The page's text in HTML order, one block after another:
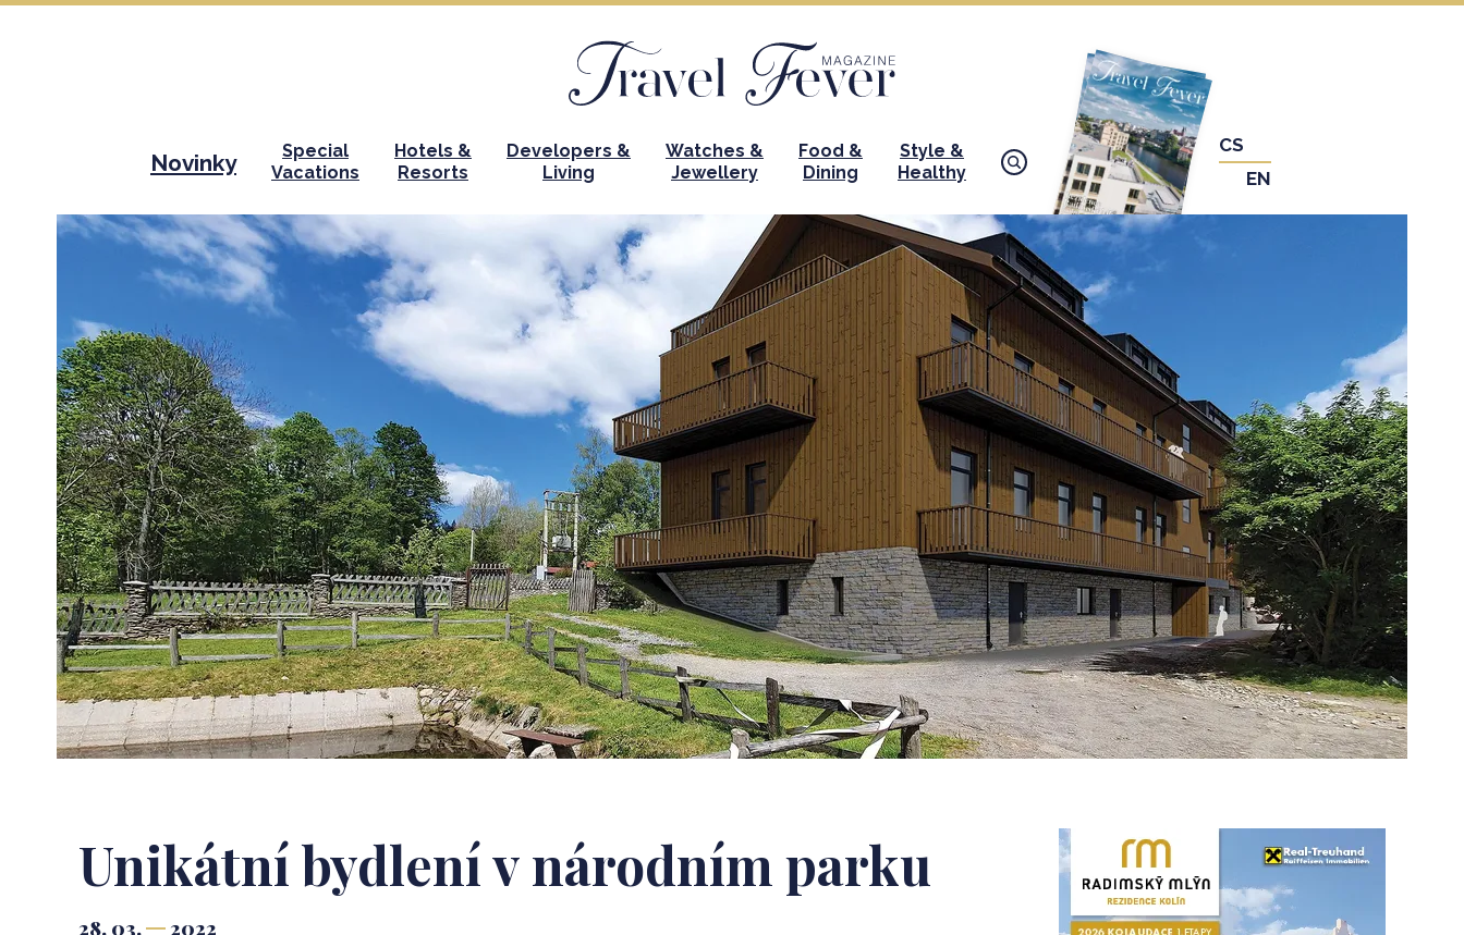
Novinky
Special
Vacations
Hotels &
Resorts
Developers &
Living
Watches &
Jewellery
Food &
Dining
Style &
Healthy
CS
EN
Unikátní bydlení v národním parku
28. 03. 2022